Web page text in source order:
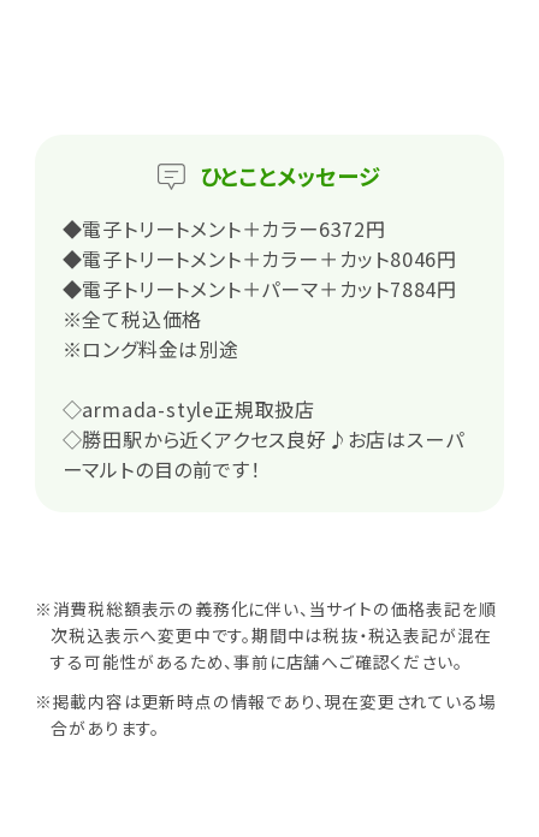
ひとことメッセージ
◆電子トリートメント＋カラー6372円
◆電子トリートメント＋カラー＋カット8046円
◆電子トリートメント＋パーマ＋カット7884円
※全て税込価格
※ロング料金は別途
◇armada-style正規取扱店
◇勝田駅から近くアクセス良好♪お店はスーパ
ーマルトの目の前です！
※消費税総額表示の義務化に伴い、当サイトの価格表記を順
次税込表示へ変更中です。期間中は税抜・税込表記が混在
する可能性があるため、事前に店舗へご確認ください。
※掲載内容は更新時点の情報であり、現在変更されている場
合があります。